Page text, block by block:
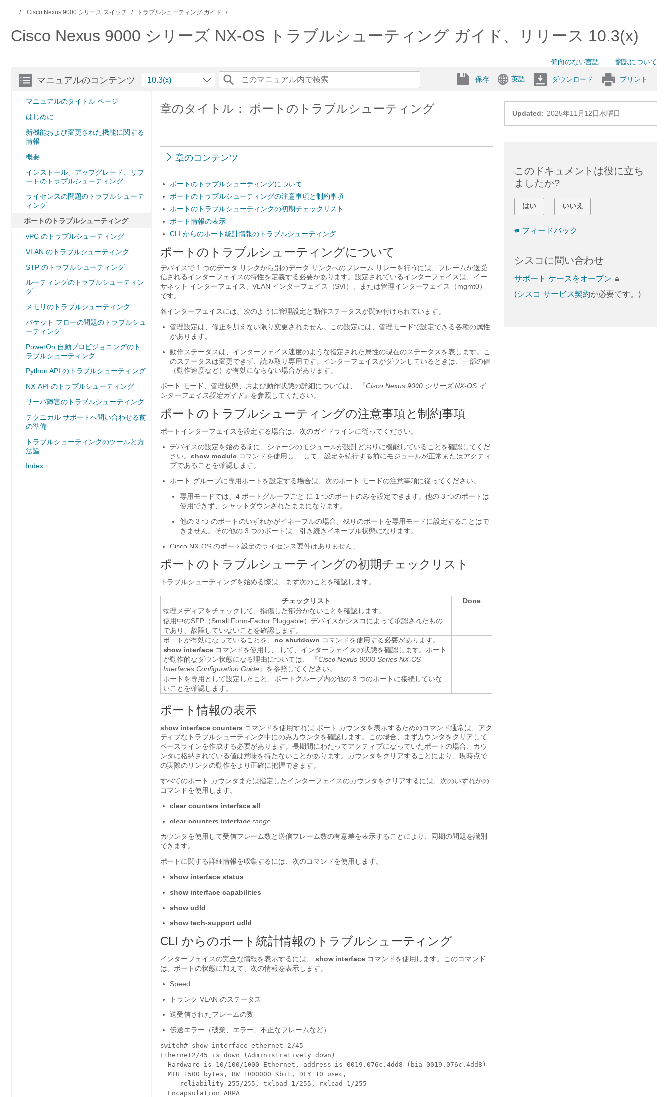
... Cisco Nexus 9000 シリーズ スイッチ トラブルシューティング ガイド
Cisco Nexus 9000 シリーズ NX-OS トラブルシューティング ガイド、リリース 10.3(x)
偏向のない言語 翻訳について
マニュアルのコンテンツ
マニュアルのタイトル ページ
はじめに
新機能および変更された機能に関する
情報
概要
インストール、アップグレード、リブ
ートのトラブルシューティング
ライセンスの問題のトラブルシューテ
ィング
ポートのトラブルシューティング
vPC のトラブルシューティング
VLAN のトラブルシューティング
STP のトラブルシューティング
ルーティングのトラブルシューティン
グ
メモリのトラブルシューティング
パケット フローの問題のトラブルシュ
ーティング
PowerOn 自動プロビジョニングのト
ラブルシューティング
Python API のトラブルシューティング
NX-API のトラブルシューティング
サーバ障害のトラブルシューティング
テクニカル サポートへ問い合わせる前
の準備
トラブルシューティングのツールと方
法論
Index
10.3(x) 保存 英語 ダウンロード プリント
Updated: 2025年11月12日水曜日
章のタイトル： ポートのトラブルシューティング
章のコンテンツ
ポートのトラブルシューティングについて
ポートのトラブルシューティングの注意事項と制約事項
ポートのトラブルシューティングの初期チェックリスト
ポート情報の表示
CLI からのポート統計情報のトラブルシューティング
ポートのトラブルシューティングについて
デバイスで 1 つのデータ リンクから別のデータ リンクへのフレーム リレーを行うには、フレームが送受
信されるインターフェイスの特性を定義する必要があります。設定されているインターフェイスは、イー
サネット インターフェイス、VLAN インターフェイス（SVI）、または管理インターフェイス（mgmt0）
です。
各インターフェイスには、次のように管理設定と動作ステータスが関連付けられています。
管理設定は、修正を加えない限り変更されません。この設定には、管理モードで設定できる各種の属性
があります。
動作ステータスは、インターフェイス速度のような指定された属性の現在のステータスを表します。こ
のステータスは変更できず、読み取り専用です。インターフェイスがダウンしているときは、一部の値
（動作速度など）が有効にならない場合があります。
ポート モード、管理状態、および動作状態の詳細については、 『Cisco Nexus 9000 シリーズ NX-OS イ
ンターフェイス設定ガイド』を参照してください。
ポートのトラブルシューティングの注意事項と制約事項
ポートインターフェイスを設定する場合は、次のガイドラインに従ってください。
デバイスの設定を始める前に、シャーシのモジュールが設計どおりに機能していることを確認してくだ
さい。 show module コマンドを使用し、 して、設定を続行する前にモジュールが正常またはアクティ
ブであることを確認します。
ポート グループに専用ポートを設定する場合は、次のポート モードの注意事項に従ってください。
専用モードでは、4 ポートグループごと に 1 つのポートのみを設定できます。他の 3 つのポートは
使用できず、シャットダウンされたままになります。
他の 3 つ のポートのいずれかがイネーブルの場合、残りのポートを専用モードに設定することはで
きません。その他の 3 つのポートは、引き続きイネーブル状態になります。
Cisco NX-OS のポート設定のライセンス要件はありません。
ポートのトラブルシューティングの初期チェックリスト
トラブルシューティングを始める際は、まず次のことを確認します。
チェックリスト
Done
物理メディアをチェックして、損傷した部分がないことを確認します。
使用中のSFP（Small Form-Factor Pluggable）デバイスがシスコによって承認されたもの
であり、故障していないことを確認します。
ポートが有効になっていることを、 no shutdown コマンドを使用する必要があります。
show interface コマンドを使用し、 して、インターフェイスの状態を確認します。ポート
が動作的なダウン状態になる理由については、 『Cisco Nexus 9000 Series NX-OS
Interfaces Configuration Guide』を参照してください。
ポートを専用として設定したこと、ポートグループ内の他の 3 つのポートに接続していな
いことを確認します。
ポート情報の表示
show interface counters コマンドを使用すれば ポート カウンタを表示するためのコマンド通常は、アク
ティブなトラブルシューティング中にのみカウンタを確認します。この場合、まずカウンタをクリアして
ベースラインを作成する必要があります。長期間にわたってアクティブになっていたポートの場合、カウ
ンタに格納されている値は意味を持たないことがあります。カウンタをクリアすることにより、現時点で
の実際のリンクの動作をより正確に把握できます。
すべてのポート カウンタまたは指定したインターフェイスのカウンタをクリアするには、次のいずれかの
コマンドを使用します。
clear counters interface all
clear counters interface range
カウンタを使用して受信フレーム数と送信フレーム数の有意差を表示することにより、同期の問題を識別
できます。
ポートに関する詳細情報を収集するには、次のコマンドを使用します。
show interface status
show interface capabilities
show udld
show tech-support udld
CLI からのポート統計情報のトラブルシューティング
インターフェイスの完全な情報を表示するには、 show interface コマンドを使用します。このコマンド
は、ポートの状態に加えて、次の情報を表示します。
Speed
トランク VLAN のステータス
送受信されたフレームの数
伝送エラー（破棄、エラー、不正なフレームなど）
switch# show interface ethernet 2/45
Ethernet2/45 is down (Administratively down)
  Hardware is 10/100/1000 Ethernet, address is 0019.076c.4dd8 (bia 0019.076c.4dd8)
  MTU 1500 bytes, BW 1000000 Kbit, DLY 10 usec,
     reliability 255/255, txload 1/255, rxload 1/255
  Encapsulation ARPA
このドキュメントは役に立ち
ましたか?
はい いいえ
フィードバック
シスコに問い合わせ
サポート ケースをオープン
(シスコ サービス契約が必要です。)